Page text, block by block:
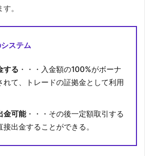
。
ステム
する ・・・入金額の100%がボーナ
れて、トレードの証拠金として利用
金可能・・・その後一定額取引する
出金することができる。